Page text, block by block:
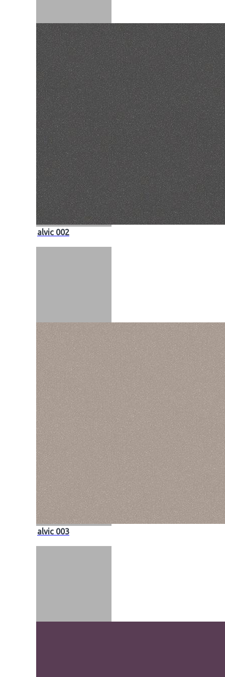
alvic 002
alvic 003